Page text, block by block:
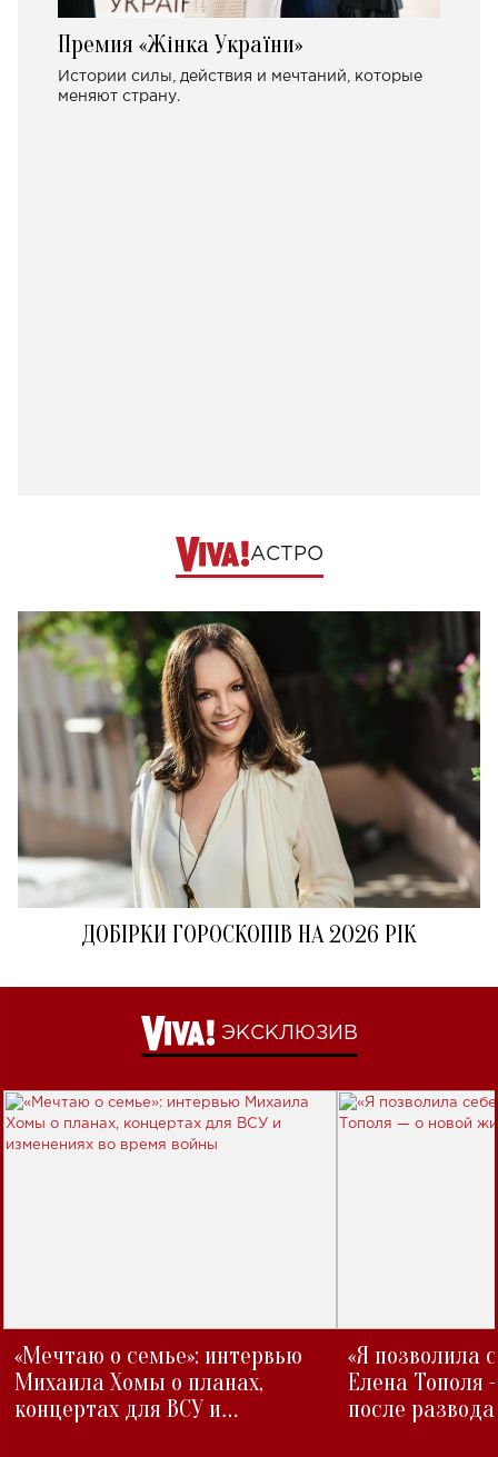
Премия «Жінка України»
Истории силы, действия и мечтаний, которые
меняют страну.
АСТРО
ДОБІРКИ ГОРОСКОПІВ НА 2026 РІК
ЭКСКЛЮЗИВ
«Мечтаю о семье»: интервью
Михаила Хомы о планах,
концертах для ВСУ и
«Я позволила
Елена Тополя
после развода